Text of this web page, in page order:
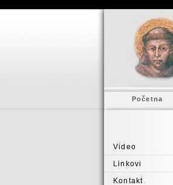
Početna
Video
Linkovi
Kontakt